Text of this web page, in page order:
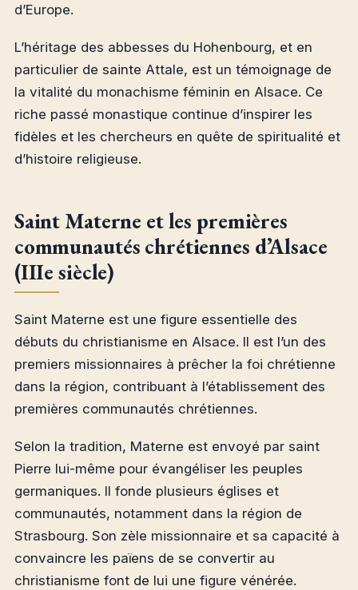
d’Europe.
L’héritage des abbesses du Hohenbourg, et en
particulier de sainte Attale, est un témoignage de
la vitalité du monachisme féminin en Alsace. Ce
riche passé monastique continue d’inspirer les
fidèles et les chercheurs en quête de spiritualité et
d’histoire religieuse.
Saint Materne et les premières
communautés chrétiennes d’Alsace
(IIIe siècle)
Saint Materne est une figure essentielle des
débuts du christianisme en Alsace. Il est l’un des
premiers missionnaires à prêcher la foi chrétienne
dans la région, contribuant à l’établissement des
premières communautés chrétiennes.
Selon la tradition, Materne est envoyé par saint
Pierre lui-même pour évangéliser les peuples
germaniques. Il fonde plusieurs églises et
communautés, notamment dans la région de
Strasbourg. Son zèle missionnaire et sa capacité à
convaincre les païens de se convertir au
christianisme font de lui une figure vénérée.